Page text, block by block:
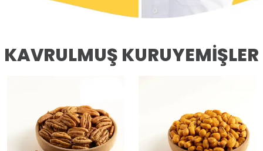
KAVRULMUŞ KURUYEMİŞLER